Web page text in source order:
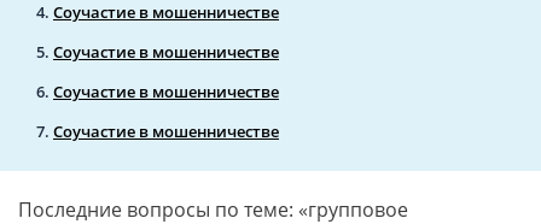
Соучастие в мошенничестве
Соучастие в мошенничестве
Соучастие в мошенничестве
Соучастие в мошенничестве
Последние вопросы по теме: «групповое